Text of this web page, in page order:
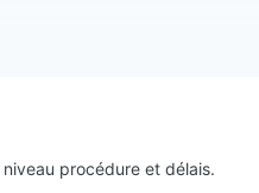
les données biométriques.
procédure et délais.